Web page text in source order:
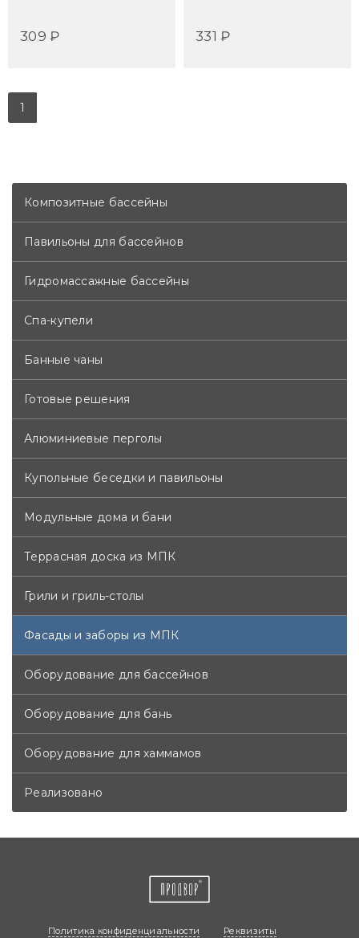
Композитные бассейны
Павильоны для бассейнов
Гидромассажные бассейны
Спа-купели
Банные чаны
Готовые решения
Алюминиевые перголы
Купольные беседки и павильоны
Модульные дома и бани
Террасная доска из МПК
Грили и гриль-столы
Фасады и заборы из МПК
Оборудование для бассейнов
Оборудование для бань
Оборудование для хаммамов
Реализовано
309 ₽ 331 ₽
1
Политика конфиденциальности Реквизиты